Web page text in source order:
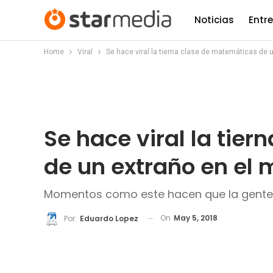
Noticias
Home Viral Se hace viral la tierna clase de matemáticas de
Se hace viral la
de un extraño en el
Momentos como este hacen que la
Por: Eduardo Lopez On May 5, 2018